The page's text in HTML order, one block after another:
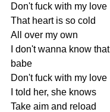
Don't fuck with my love
That heart is so cold
All
over my own
don't wanna know that
babe
Don't fuck with my love
told her, she knows
Take aim and reload